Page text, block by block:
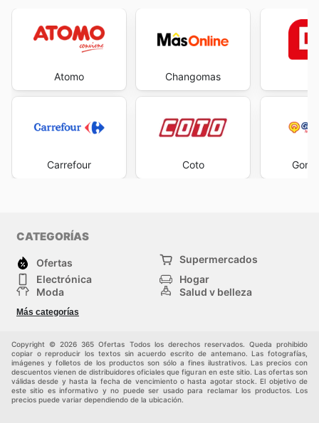
Atomo
Carrefour
Changomas
Coto
CATEGORÍAS
Ofertas
Supermercados
Electrónica
Hogar
Moda
Salud y belleza
Deportes
Más categorías
Copyright © 2026 365 Ofertas Todos los derechos reservados. Queda prohibido
copiar o reproducir los textos sin acuerdo escrito de antemano. Las fotografías,
imágenes y folletos de los productos son sólo a fines ilustrativos. Las precios con
descuentos vienen de distribuidores oficiales que figuran en este sitio. Las ofertas son
válidas desde y hasta la fecha de vencimiento o hasta agotar stock. El objetivo de
este sitio es informativo y no puede ser usado para reclamar los productos. Los
precios puede variar dependiendo de la ubicación.